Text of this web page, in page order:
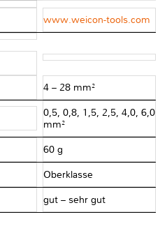
www.weicon-tools.com
4 – 28 mm²
0,5, 0,8, 1,5, 2,5, 4,0, 6,0
mm²
60 g
Oberklasse
gut – sehr gut